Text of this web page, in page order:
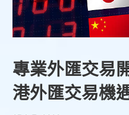
專業外匯交易
港外匯交易機